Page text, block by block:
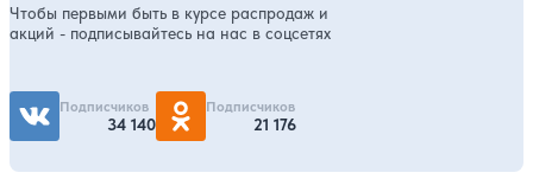
Чтобы первыми быть в курсе распродаж и
акций - подписывайтесь на нас в соцсетях
Подписчиков
34 140
Подписчиков
21 176